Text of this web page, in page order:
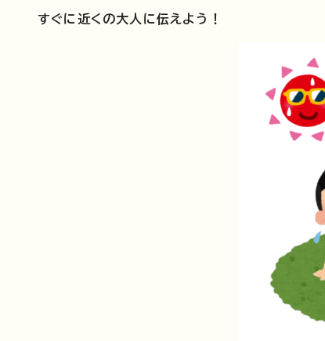
すぐに近くの大人に伝えよう！